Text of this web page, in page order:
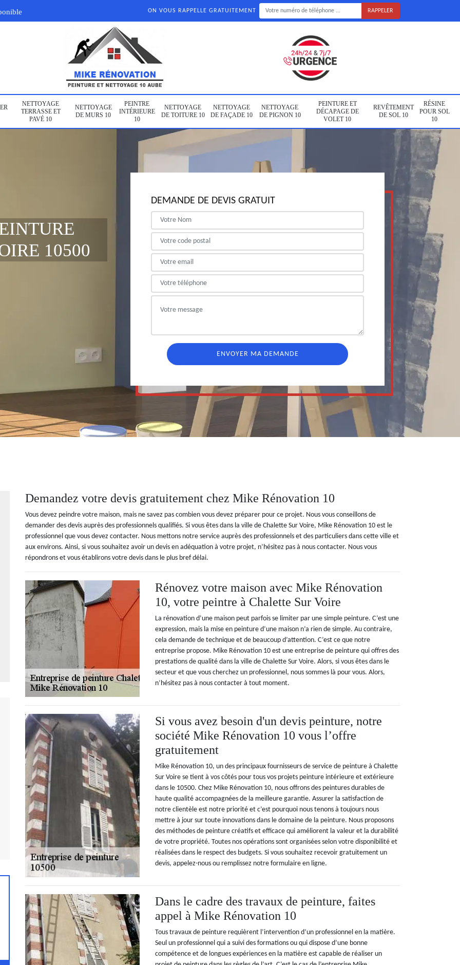
ON VOUS RAPPELLE GRATUITEMENT
NETTOYAGE
TERRASSE ET
PAVÉ 10
NETTOYAGE
DE MURS 10
PEINTRE
INTÉRIEURE
10
NETTOYAGE
DE TOITURE 10
NETTOYAGE
DE FAÇADE 10
NETTOYAGE
DE PIGNON 10
PEINTURE ET
DÉCAPAGE DE
VOLET 10
REVÊTEMENT
DE SOL 10
RÉSINE
POUR SOL
10
10500
DEMANDE DE DEVIS GRATUIT
Demandez votre devis gratuitement chez Mike Rénovation 10
Vous devez peindre votre maison, mais ne savez pas combien vous devez préparer pour ce projet. Nous vous conseillons de
demander des devis auprès des professionnels qualifiés. Si vous êtes dans la ville de Chalette Sur Voire, Mike Rénovation 10 est le
professionnel que vous devez contacter. Nous mettons notre service auprès des professionnels et des particuliers dans cette ville et
aux environs. Ainsi, si vous souhaitez avoir un devis en adéquation à votre projet, n’hésitez pas à nous contacter. Nous vous
répondrons et vous établirons votre devis dans le plus bref délai.
Rénovez votre maison avec Mike Rénovation
10, votre peintre à Chalette Sur Voire
La rénovation d’une maison peut parfois se limiter par une simple peinture. C’est une
expression, mais la mise en peinture d’une maison n’a rien de simple. Au contraire,
cela demande de technique et de beaucoup d’attention. C’est ce que notre
entreprise propose. Mike Rénovation 10 est une entreprise de peinture qui offres des
prestations de qualité dans la ville de Chalette Sur Voire. Alors, si vous êtes dans le
secteur et que vous cherchez un professionnel, nous sommes là pour vous. Alors,
n’hésitez pas à nous contacter à tout moment.
Si vous avez besoin d'un devis peinture, notre
société Mike Rénovation 10 vous l’offre
gratuitement
Mike Rénovation 10, un des principaux fournisseurs de service de peinture à Chalette
Sur Voire se tient à vos côtés pour tous vos projets peinture intérieure et extérieure
dans le 10500. Chez Mike Rénovation 10, nous offrons des peintures durables de
haute qualité accompagnées de la meilleure garantie. Assurer la satisfaction de
notre clientèle est notre priorité et c’est pourquoi nous tenons à toujours nous
mettre à jour sur toute innovations dans le domaine de la peinture. Nous proposons
des méthodes de peinture créatifs et efficace qui améliorent la valeur et la durabilité
de votre propriété. Toutes nos opérations sont organisées selon votre disponibilité et
réalisées dans le respect des budgets. Si vous souhaitez recevoir gratuitement un
devis, appelez-nous ou remplissez notre formulaire en ligne.
Dans le cadre des travaux de peinture, faites
appel à Mike Rénovation 10
Tous travaux de peinture requièrent l’intervention d’un professionnel en la matière.
Seul un professionnel qui a suivi des formations ou qui dispose d’une bonne
compétence et de longues expériences en la matière est capable de réaliser un